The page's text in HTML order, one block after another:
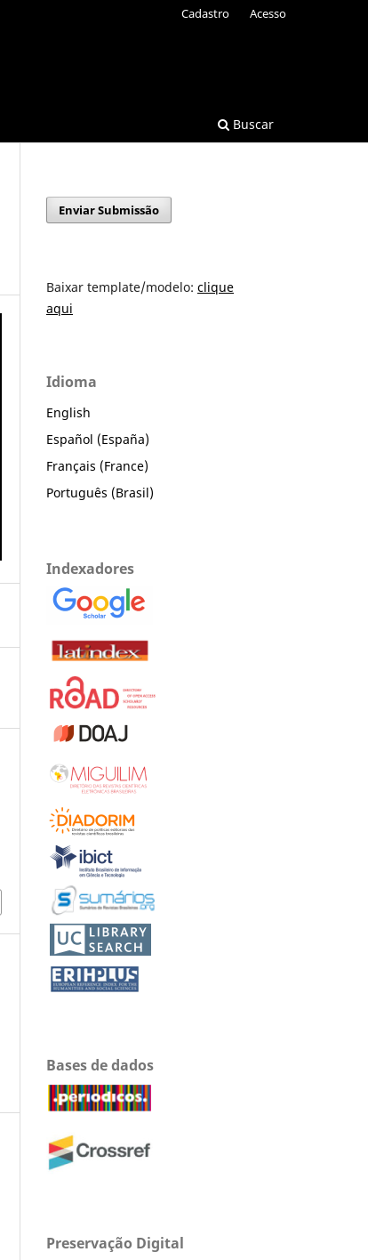
Buscar
Cadastro Acesso
Enviar Submissão
Baixar template/modelo: clique
aqui
Idioma
English
Español (España)
Français (France)
Português (Brasil)
Indexadores
Bases de dados
Preservação Digital